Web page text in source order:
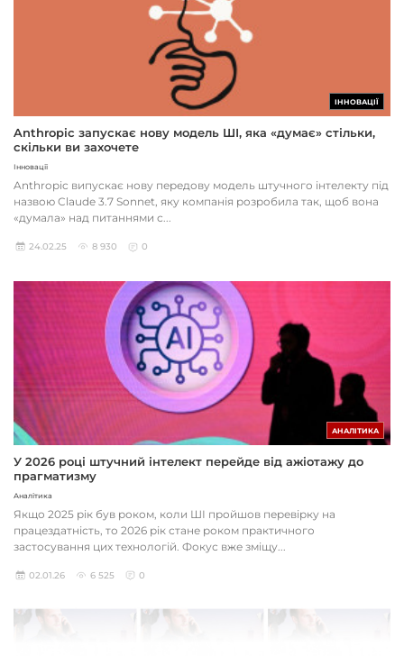
ІННОВАЦІЇ
Anthropic запускає нову модель ШІ, яка «думає» стільки,
скільки ви захочете
Інновації
Anthropic випускає нову передову модель штучного інтелекту під
назвою Claude 3.7 Sonnet, яку компанія розробила так, щоб вона
«думала» над питаннями с...
24.02.25 8 930 0
АНАЛІТИКА
У 2026 році штучний інтелект перейде від ажіотажу до
прагматизму
Аналітика
Якщо 2025 рік був роком, коли ШІ пройшов перевірку на
працездатність, то 2026 рік стане роком практичного
застосування цих технологій. Фокус вже зміщу...
02.01.26 6 525 0